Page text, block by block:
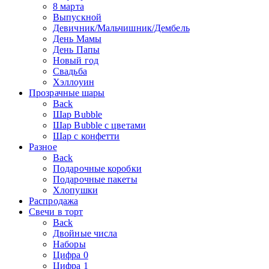
8 марта
Выпускной
Девичник/Мальчишник/Дембель
День Мамы
День Папы
Новый год
Свадьба
Хэллоуин
Прозрачные шары
Back
Шар Bubble
Шар Bubble с цветами
Шар с конфетти
Разное
Back
Подарочные коробки
Подарочные пакеты
Хлопушки
Распродажа
Свечи в торт
Back
Двойные числа
Наборы
Цифра 0
Цифра 1